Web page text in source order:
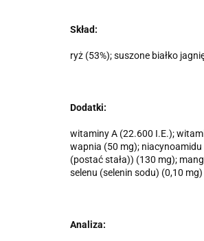
Skład:
ryż (53%); suszone białko
Dodatki:
witaminy A (22.600 I.E.);
wapnia (50 mg);
(postać stała)) (130 mg);
selenu (selenin sodu) (0,10 mg)
Analiza: